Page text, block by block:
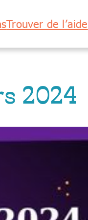
Trouver de l’aide
2024